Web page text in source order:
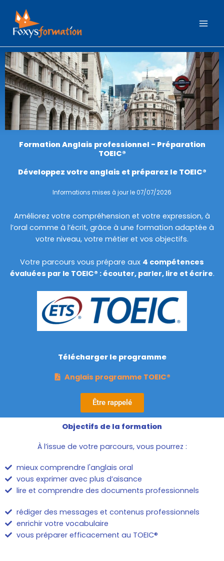
contenu
Formation Anglais professionnel - Préparation
TOEIC®
Développez votre anglais et préparez le TOEIC®
Informations mises à jour le 07/07/2026
Améliorez votre compréhension et votre expression, à
l’oral comme à l’écrit, grâce à une formation adaptée à
votre niveau, votre métier et vos objectifs.
Votre parcours vous prépare aux 4 compétences
évaluées par le TOEIC® : écouter, parler, lire et écrire.
Télécharger le programme
Anglais programme TOEIC®
Être rappelé
Objectifs de la formation
À l’issue de votre parcours, vous pourrez :
mieux comprendre l'anglais oral
vous exprimer avec plus d’aisance
lire et comprendre des documents professionnels
rédiger des messages et contenus professionnels
enrichir votre vocabulaire
vous préparer efficacement au TOEIC®